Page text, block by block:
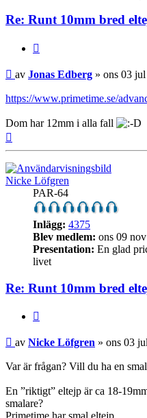
Re: Runt 10mm bred
Inlägg
av Jonas Edberg » ons 03
https://www.primetime.se/
Dom har 12mm i alla fall
Nicke Löfgren
PAR-64
Inlägg: 4375
Blev medlem: ons 09
Presentation: En glad
livet
Re: Runt 10mm bred
Inlägg
av Nicke Löfgren » ons 03
Var är frågan? Vill du ha en
En ”riktigt” eltejp är ca 18-
smalare?